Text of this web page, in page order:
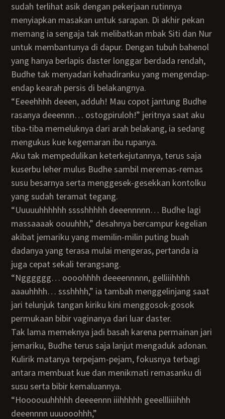
sudah terlihat asik dengan pekerjaan rutinnya
menyiapkan masakan untuk sarapan. Di akhir pekan
memang ia sengaja tak melibatkan mbak Siti dan Nur
untuk membantunya di dapur. Dengan tubuh bahenol
yang hanya berlapis daster longgar berdada rendah,
Budhe tak menyadari kehadiranku yang mengendap-
endap kearah persis di belakangnya.
“Eeeehhhh deeen, adduh! Mau copot jantung Budhe
rasanya deeennn… ostogpiruloh!” jeritnya saat aku
tiba-tiba memeluknya dari arah belakang, ia sedang
mengukus kue kegemaran ibu rupanya.
Aku tak mempedulikan keterkejutannya, terus saja
kuserbu leher mulus Budhe sambil meremas-remas
susu besarnya serta menggesek-gesekkan kontolku
yang sudah teramat tegang.
“Uuuuuhhhhhh sssshhhhh deeennnnn… Budhe lagi
massaaaak oouuhhh,” desahnya bercampur kegelian
akibat jemariku yang memilin-milin puting buah
dadanya yang terasa mulai mengeras, pertanda ia
juga cepat sekali terangsang.
“Ngggggg… oooohhhh deeeennnnn, gelliiihhhh
aaauhhhh… ssshhhh,” ia tambah menggelinjang saat
jari telunjuk tangan kiriku kini menggosok-gosok
permukaan bibir vaginanya dari luar daster.
Tak lama memeknya jadi basah karena permainan jari
jemariku, Budhe terus saja lanjut mengaduk adonan.
Kulirik matanya terpejam-pejam, fokusnya terbagi
antara membuat kue dan menikmati remasanku di
susu serta bibir kemaluannya.
“Hoooouuhhhhh deeeennn iiihhhhh geeellliiiihhh
deeennnn uuuooohhh,”